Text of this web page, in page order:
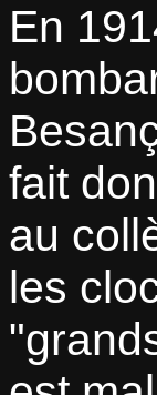
En
fait
au
les